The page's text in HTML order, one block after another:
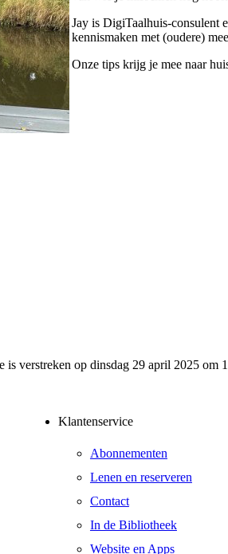
Jay is DigiTaalhuis-consulent
kennismaken met (oudere)
Onze tips krijg je mee naar
is verstreken op dinsdag 29 april 2025 om
Klantenservice
Abonnementen
Lenen en reserveren
Contact
In de Bibliotheek
Website en Apps